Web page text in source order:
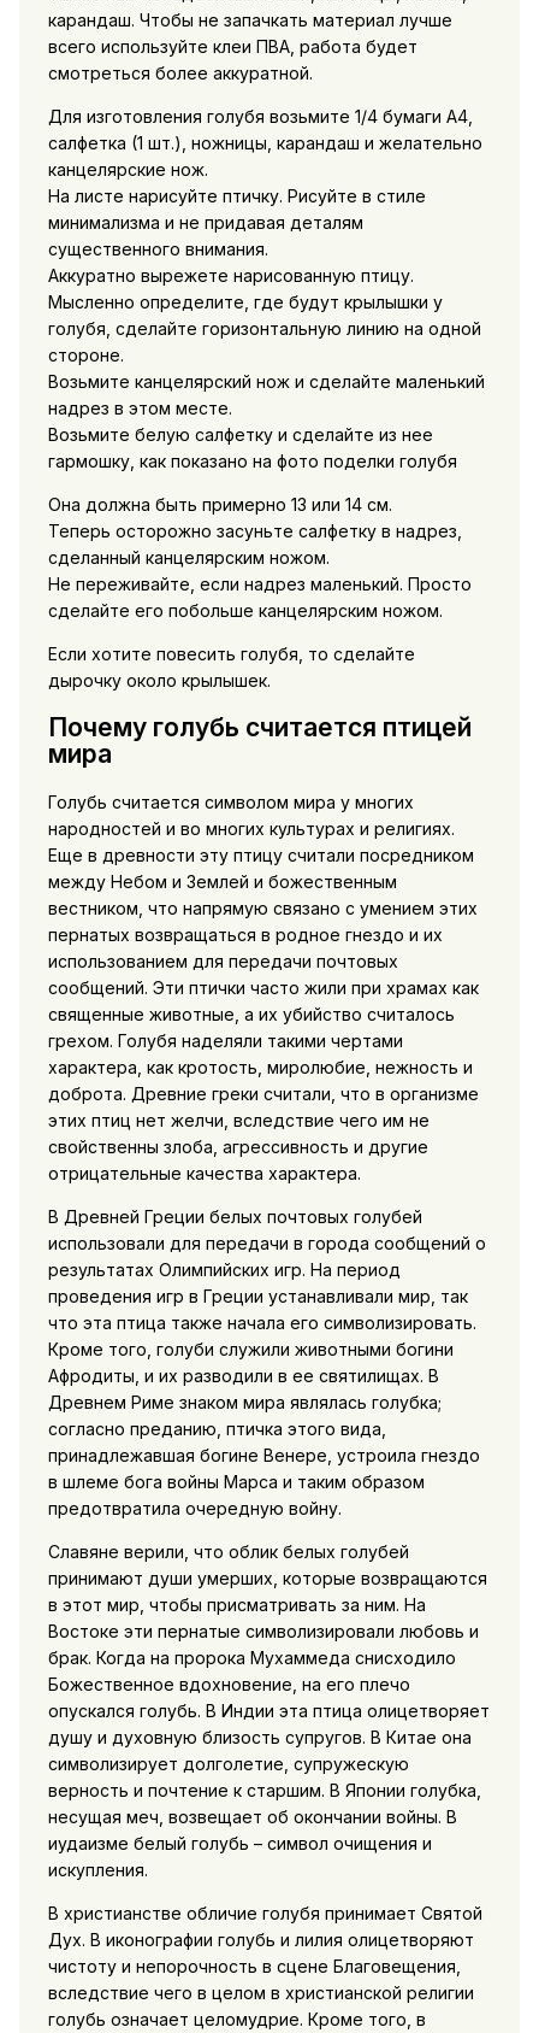
карандаш. Чтобы не запачкать материал лучше
всего используйте клеи ПВА, работа будет
смотреться более аккуратной.
Для изготовления голубя возьмите 1/4 бумаги А4,
салфетка (1 шт.), ножницы, карандаш и желательно
канцелярские нож.
На листе нарисуйте птичку. Рисуйте в стиле
минимализма и не придавая деталям
существенного внимания.
Аккуратно вырежете нарисованную птицу.
Мысленно определите, где будут крылышки у
голубя, сделайте горизонтальную линию на одной
стороне.
Возьмите канцелярский нож и сделайте маленький
надрез в этом месте.
Возьмите белую салфетку и сделайте из нее
гармошку, как показано на фото поделки голубя
Она должна быть примерно 13 или 14 см.
Теперь осторожно засуньте салфетку в надрез,
сделанный канцелярским ножом.
Не переживайте, если надрез маленький. Просто
сделайте его побольше канцелярским ножом.
Если хотите повесить голубя, то сделайте
дырочку около крылышек.
Почему голубь считается птицей
мира
Голубь считается символом мира у многих
народностей и во многих культурах и религиях.
Еще в древности эту птицу считали посредником
между Небом и Землей и божественным
вестником, что напрямую связано с умением этих
пернатых возвращаться в родное гнездо и их
использованием для передачи почтовых
сообщений. Эти птички часто жили при храмах как
священные животные, а их убийство считалось
грехом. Голубя наделяли такими чертами
характера, как кротость, миролюбие, нежность и
доброта. Древние греки считали, что в организме
этих птиц нет желчи, вследствие чего им не
свойственны злоба, агрессивность и другие
отрицательные качества характера.
В Древней Греции белых почтовых голубей
использовали для передачи в города сообщений о
результатах Олимпийских игр. На период
проведения игр в Греции устанавливали мир, так
что эта птица также начала его символизировать.
Кроме того, голуби служили животными богини
Афродиты, и их разводили в ее святилищах. В
Древнем Риме знаком мира являлась голубка;
согласно преданию, птичка этого вида,
принадлежавшая богине Венере, устроила гнездо
в шлеме бога войны Марса и таким образом
предотвратила очередную войну.
Славяне верили, что облик белых голубей
принимают души умерших, которые возвращаются
в этот мир, чтобы присматривать за ним. На
Востоке эти пернатые символизировали любовь и
брак. Когда на пророка Мухаммеда снисходило
Божественное вдохновение, на его плечо
опускался голубь. В Индии эта птица олицетворяет
душу и духовную близость супругов. В Китае она
символизирует долголетие, супружескую
верность и почтение к старшим. В Японии голубка,
несущая меч, возвещает об окончании войны. В
иудаизме белый голубь – символ очищения и
искупления.
В христианстве обличие голубя принимает Святой
Дух. В иконографии голубь и лилия олицетворяют
чистоту и непорочность в сцене Благовещения,
вследствие чего в целом в христианской религии
голубь означает целомудрие. Кроме того, в